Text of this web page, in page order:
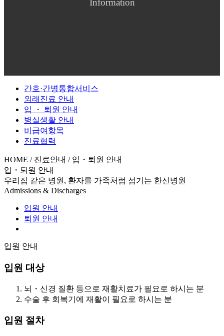
Information
간호·간병통합서비스
외래진료 안내
입 ・ 퇴원 안내
병실생활 안내
비급여항목
진료협력
HOME / 진료안내 / 입・퇴원 안내
입・퇴원 안내
우리집 같은 병원, 환자를 가족처럼 섬기는 한신병원
Admissions & Discharges
입원 안내
퇴원 안내
입원 안내
입원 대상
뇌・신경 질환 등으로 재활치료가 필요로 하시는 분
수술 후 회복기에 재활이 필요로 하시는 분
입원 절차